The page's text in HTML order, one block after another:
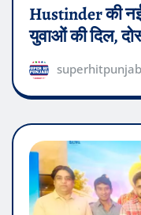
Hustinder की
युवाओं की दिल,